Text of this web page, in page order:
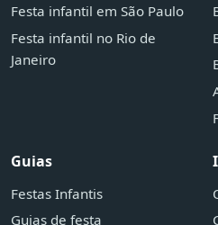
Festa infantil em São Paulo
Festa infantil no Rio de
Janeiro
Guias
Festas Infantis
Guias de festa